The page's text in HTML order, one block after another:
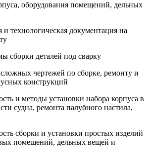
оборудования помещений, дельных
и технологическая документация на
сборки деталей под сварку
чертежей по сборке, ремонту и
конструкций
и методы установки набора корпуса в
судна, ремонта палубного настила,
сборки и установки простых изделий
помещений, дельных вещей и